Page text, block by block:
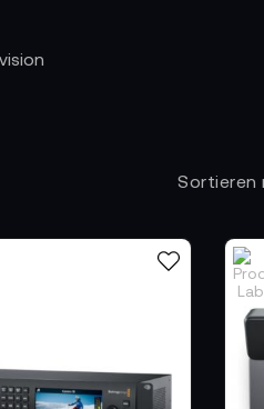
Sortieren